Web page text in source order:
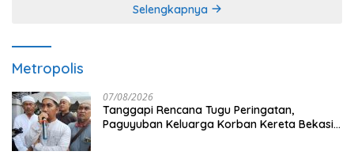
Selengkapnya
Metropolis
07/08/2026
Tanggapi Rencana Tugu Peringatan,
Paguyuban Keluarga Korban Kereta Bekasi